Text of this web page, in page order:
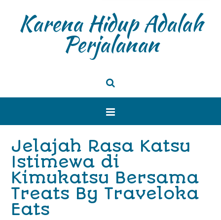
Karena Hidup Adalah
Perjalanan
Jelajah Rasa Katsu
Istimewa di
Kimukatsu Bersama
Treats By Traveloka
Eats